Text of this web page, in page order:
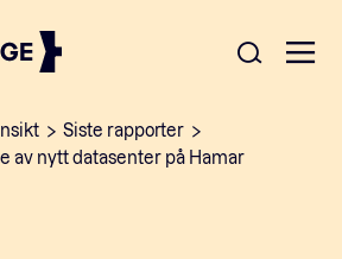
Siste rapporter
av nytt datasenter på Hamar